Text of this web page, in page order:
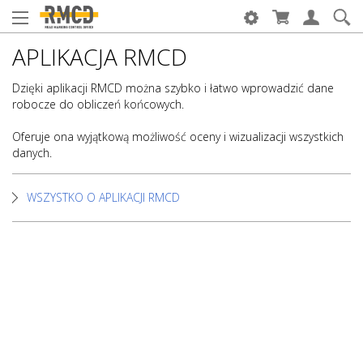
APLIKACJA RMCD
Dzięki aplikacji RMCD można szybko i łatwo wprowadzić dane
robocze do obliczeń końcowych.
Oferuje ona wyjątkową możliwość oceny i wizualizacji wszystkich
danych.
WSZYSTKO O APLIKACJI RMCD